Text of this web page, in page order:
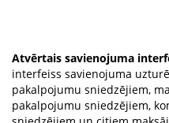
Atvērtais savienojuma
interfeiss savienojuma
pakalpojumu sniedzējiem,
pakalpojumu sniedzējiem,